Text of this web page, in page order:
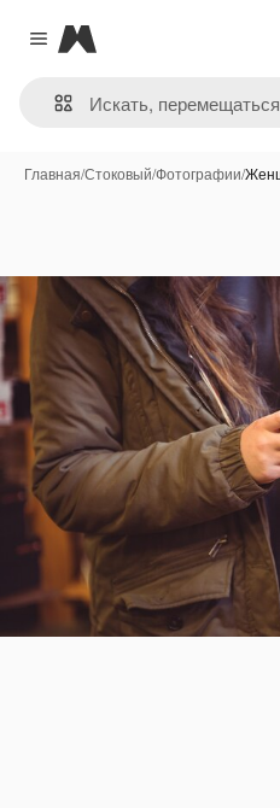
Close menu
Magnific
Главная/Стоковый/Фотографии/